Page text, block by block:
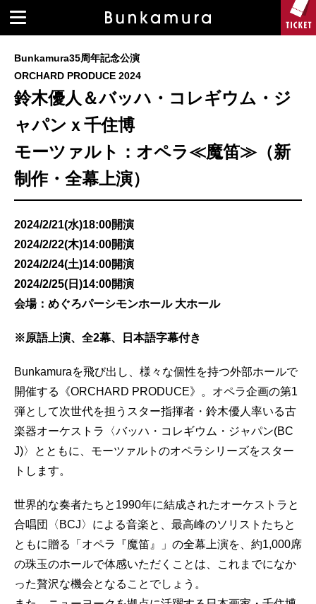
Bunkamura35周年記念公演
ORCHARD PRODUCE 2024
鈴木優人＆バッハ・コレギウム・ジ
ャパンｘ千住博
モーツァルト：オペラ≪魔笛≫（新
制作・全幕上演）
2024/2/21(水)18:00開演
2024/2/22(木)14:00開演
2024/2/24(土)14:00開演
2024/2/25(日)14:00開演
会場：めぐろパーシモンホール 大ホール
※原語上演、全2幕、日本語字幕付き
Bunkamuraを飛び出し、様々な個性を持つ外部ホールで
開催する《ORCHARD PRODUCE》。オペラ企画の第1
弾として次世代を担うスター指揮者・鈴木優人率いる古
楽器オーケストラ〈バッハ・コレギウム・ジャパン(BC
J)〉とともに、モーツァルトのオペラシリーズをスター
トします。
世界的な奏者たちと1990年に結成されたオーケストラと
合唱団〈BCJ〉による音楽と、最高峰のソリストたちと
ともに贈る「オペラ『魔笛』」の全幕上演を、約1,000席
の珠玉のホールで体感いただくことは、これまでになか
った贅沢な機会となることでしょう。